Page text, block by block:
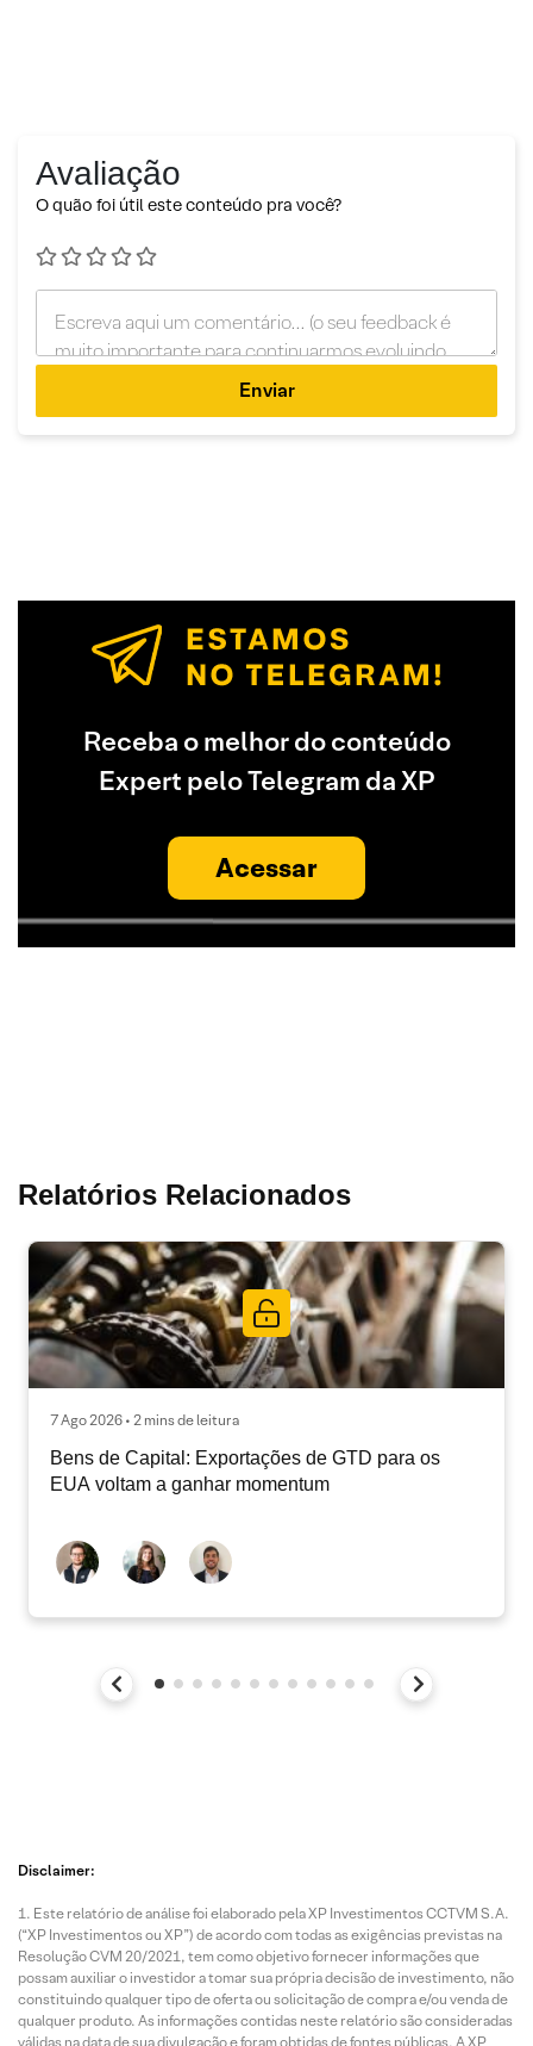
Avaliação
O quão foi útil este conteúdo pra você?
Enviar
Receba o melhor do conteúdo
Expert pelo Telegram da XP
Acessar
Relatórios Relacionados
7 Ago 2026 • 2 mins de leitura
Bens de Capital: Exportações de GTD para os
EUA voltam a ganhar momentum
Disclaimer:
Este relatório de análise foi elaborado pela XP Investimentos CCTVM S.A.
(“XP Investimentos ou XP”) de acordo com todas as exigências previstas na
Resolução CVM 20/2021, tem como objetivo fornecer informações que
possam auxiliar o investidor a tomar sua própria decisão de investimento, não
constituindo qualquer tipo de oferta ou solicitação de compra e/ou venda de
qualquer produto. As informações contidas neste relatório são consideradas
válidas na data de sua divulgação e foram obtidas de fontes públicas. A XP